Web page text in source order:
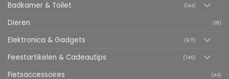
Badkamer & Toilet (144)
Dieren (81)
Elektronica & Gadgets (971)
Feestartikelen & Cadeautips (745)
Fietsaccessoires (44)